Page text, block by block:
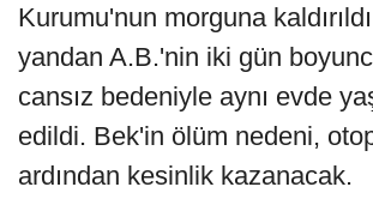
Kurumu'nun morguna
yandan A.B.'nin iki gün
cansız bedeniyle aynı evde
edildi. Bek'in ölüm nedeni,
ardından kesinlik kazanacak.